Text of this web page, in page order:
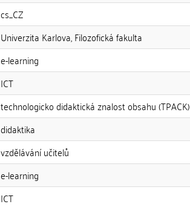
cs_CZ
Univerzita Karlova, Filozofická fakulta
e-learning
ICT
technologicko didaktická znalost obsahu (TPACK)
didaktika
vzdělávání učitelů
e-learning
ICT